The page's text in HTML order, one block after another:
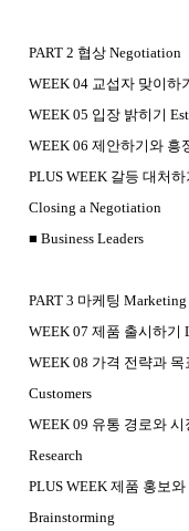
PART 2 협상 Negotiation
WEEK 04 교섭자 맞이하
WEEK 05 입장 밝히기
WEEK 06 제안하기와 흥
PLUS WEEK 갈등 대처
Closing a Negotiation
■ Business Leaders
PART 3 마케팅 Marketing
WEEK 07 제품 출시하기
WEEK 08 가격 전략과 목
Customers
WEEK 09 유통 경로와
Research
PLUS WEEK 제품 홍보
Brainstorming